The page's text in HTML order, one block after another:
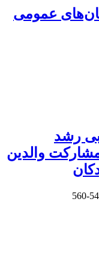
عمومی
رشد
والدین
541-